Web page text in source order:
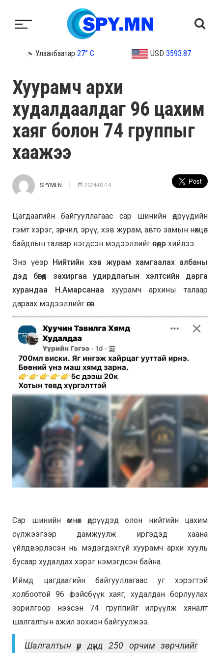
Улаанбаатар 27° C USD 3593.87
Хуурамч архи
худалдаалдаг 96 цахим
хаяг болон 74 группыг
хаажээ
SPYMEN 2024-02-14
Цагдаагийн байгууллагаас сар шинийн өдрүүдийн
гэмт хэрэг, зөрчил, эрүү, хэв журам, авто замын нөхцөл
байдлын талаар нэгдсэн мэдээллийг өнөөдөр хийлээ.
Энэ үеэр Нийтийн хэв журам хамгаалах албаны
дэд бөгөөд захиргаа удирдлагын хэлтсийн дарга
хурандаа Н.Амарсанаа хуурамч архины талаар
дараах мэдээллийг өгөв.
Сар шинийн өмнөх өдрүүдэд олон нийтийн цахим
сүлжээгээр дамжуулж иргэдэд хаана
үйлдвэрлэсэн нь мэдэгдэхгүй хуурамч архи хууль
бусаар худалдах хэрэг нэмэгдсэн байна.
Иймд цагдаагийн байгууллагаас уг хэрэгтэй
холбоотой 96 фэйсбүүк хаяг, худалдан борлуулах
зорилгоор нээсэн 74 группийг илрүүлж хяналт
шалгалтын ажил зохион байгуулжээ.
Шалгалтын үр дүнд 250 орчим зөрчлийг